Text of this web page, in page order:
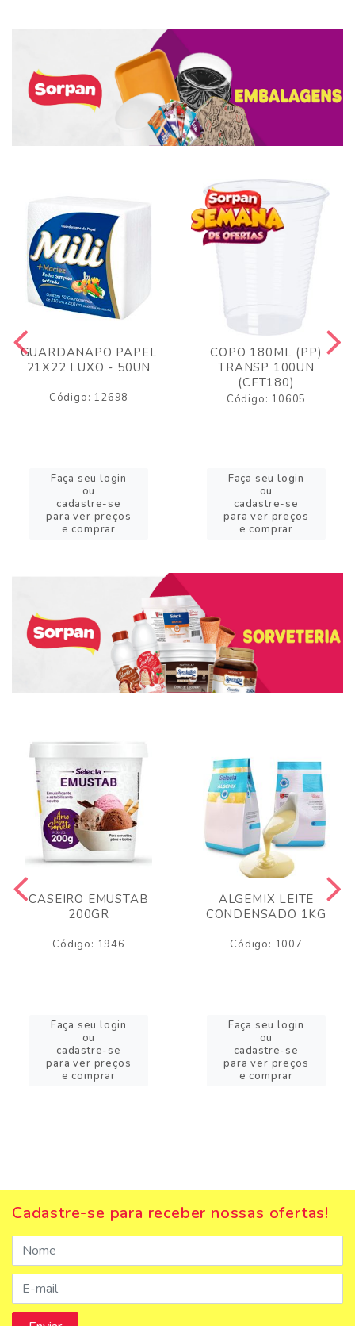
GUARDANAPO PAPEL
21X22 LUXO - 50UN
Código: 12698
Faça seu login
ou
cadastre-se
para ver preços
e comprar
COPO 180ML (PP)
TRANSP 100UN
(CFT180)
Código: 10605
Faça seu login
ou
cadastre-se
para ver preços
e comprar
CASEIRO EMUSTAB
200GR
Código: 1946
Faça seu login
ou
cadastre-se
para ver preços
e comprar
ALGEMIX LEITE
CONDENSADO 1KG
Código: 1007
Faça seu login
ou
cadastre-se
para ver preços
e comprar
Cadastre-se para receber nossas ofertas!